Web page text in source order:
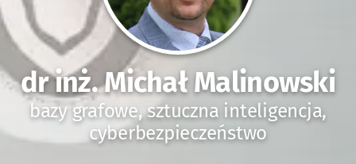
dr inż. Michał Malinowski
bazy grafowe, sztuczna inteligencja,
cyberbezpieczeństwo